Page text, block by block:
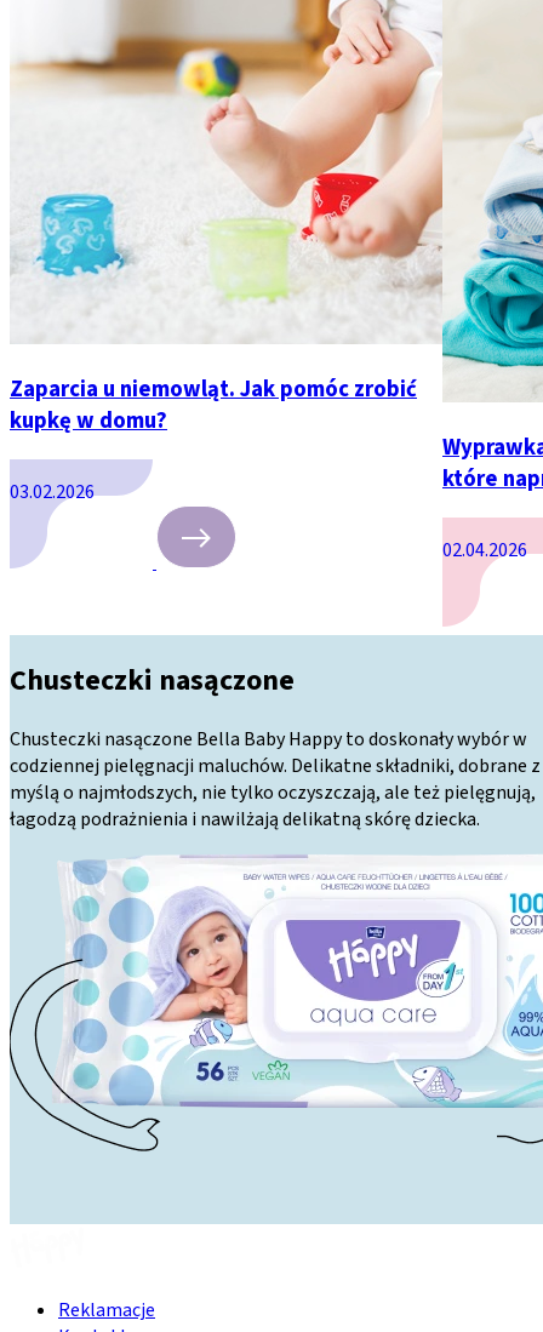
Zaparcia u niemowląt. Jak pomóc zrobić
kupkę w domu?
03.02.2026
które
02.04.2026
Chusteczki nasączone
Chusteczki nasączone Bella Baby Happy to doskonały wybór w
codziennej pielęgnacji maluchów. Delikatne składniki, dobrane z
myślą o najmłodszych, nie tylko oczyszczają, ale też pielęgnują,
łagodzą podrażnienia i nawilżają delikatną skórę dziecka.
Reklamacje